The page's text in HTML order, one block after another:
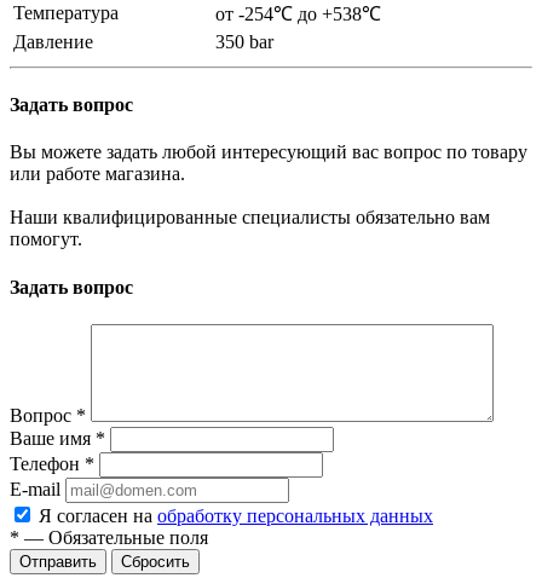
Температура
от -254℃ до +538℃
Давление
350 bar
Задать вопрос
Вы можете задать любой интересующий вас вопрос по товару
или работе магазина.
Наши квалифицированные специалисты обязательно вам
помогут.
Задать вопрос
Вопрос *
Ваше имя *
Телефон *
E-mail
Я согласен на обработку персональных данных
* — Обязательные поля
Сбросить